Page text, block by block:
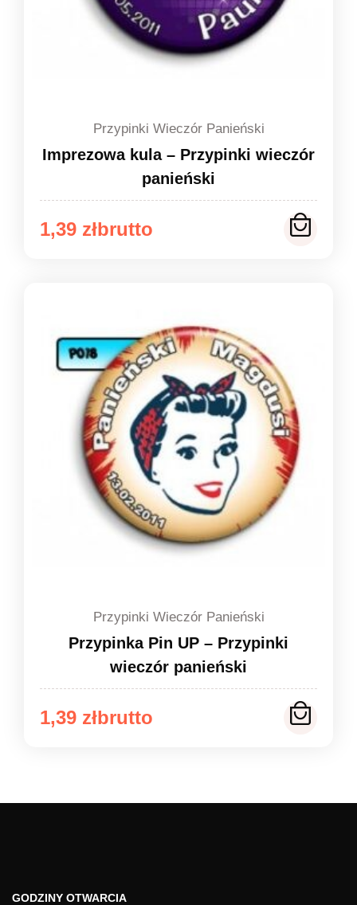
Przypinki Wieczór Panieński
Imprezowa kula – Przypinki wieczór
panieński
1,39 zł
Zakres
do
1,49 zł
Przypinki Wieczór Panieński
Przypinka Pin UP – Przypinki
wieczór panieński
1,39 zł
Zakres
1,39 zł
GODZINY OTWARCIA